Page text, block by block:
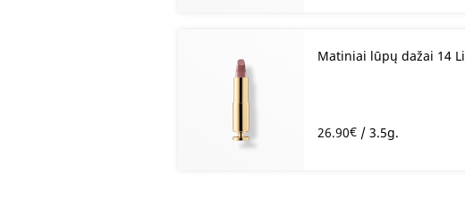
Matiniai lūpų dažai 14
26.90€ / 3.5g.